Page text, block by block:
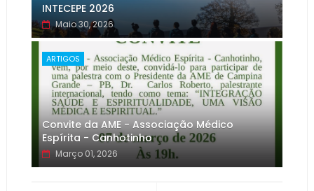
INTECEPE 2026
Maio 30, 2026
ARTIGOS
Convite da AME - Associação Médico
Espírita - Canhotinho
Março 01, 2026